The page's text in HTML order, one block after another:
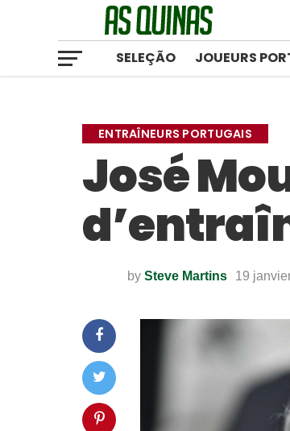
SELEÇÃO JOUEURS
ENTRAÎNEURS PORTUGAIS
José
by Steve Martins 19